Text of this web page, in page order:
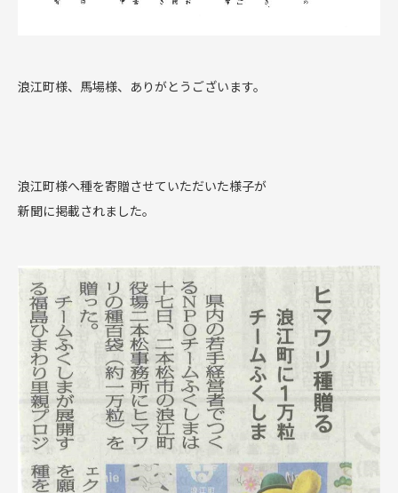
浪江町様、馬場様、ありがとうございます。
浪江町様へ種を寄贈させていただいた様子が
新聞に掲載されました。